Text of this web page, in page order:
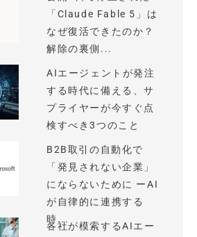
「Claude Fable 5」は
なぜ復活できたのか？
解除の裏側...
AIエージェントが発注
する時代に備える、サ
プライヤーが今すぐ点
検すべき3つのこと
B2B取引の自動化で
「発見されない企業」
にならないために ーAI
が自律的に連携する
時...
各社が模索するAIエー